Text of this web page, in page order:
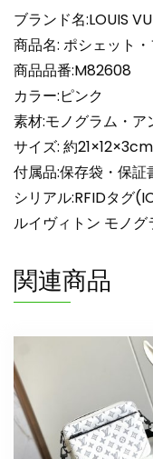
ー
長
財
布
M82608
ヴ
ィ
ト
ン
チ
ェ
ン
バ
グ
モ
ノ
グ
ラ
ブランド名:LOUIS
商品名: ポシェット
商品品番:M82608
カラー:ピンク
素材:モノグラム・ア
サイズ: 約21×12×3cm
付属品:保存袋・保証
シリアル:RFIDタグ
ルイヴィトン モノ
関連商品